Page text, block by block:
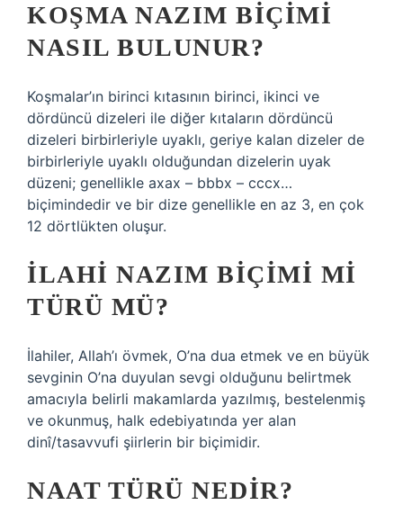
KOŞMA NAZIM BIÇIMI
NASIL BULUNUR?
Koşmalar’ın birinci kıtasının birinci, ikinci ve
dördüncü dizeleri ile diğer kıtaların dördüncü
dizeleri birbirleriyle uyaklı, geriye kalan dizeler de
birbirleriyle uyaklı olduğundan dizelerin uyak
düzeni; genellikle axax – bbbx – cccx…
biçimindedir ve bir dize genellikle en az 3, en çok
12 dörtlükten oluşur.
İLAHI NAZIM BIÇIMI MI
TÜRÜ MÜ?
İlahiler, Allah’ı övmek, O’na dua etmek ve en büyük
sevginin O’na duyulan sevgi olduğunu belirtmek
amacıyla belirli makamlarda yazılmış, bestelenmiş
ve okunmuş, halk edebiyatında yer alan
dinî/tasavvufi şiirlerin bir biçimidir.
NAAT TÜRÜ NEDIR?